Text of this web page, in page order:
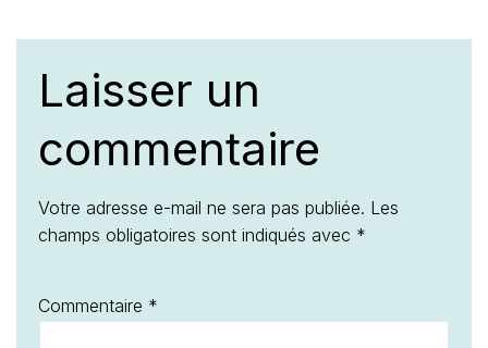
Laisser un
commentaire
Votre adresse e-mail ne sera pas publiée. Les
champs obligatoires sont indiqués avec *
Commentaire *